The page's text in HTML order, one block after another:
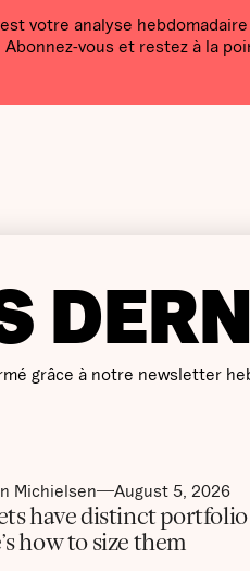
votre analyse
vous et restez à la
grâce à notre newsletter
Michielsen August 5, 2026
have distinct portfolio
how to size them